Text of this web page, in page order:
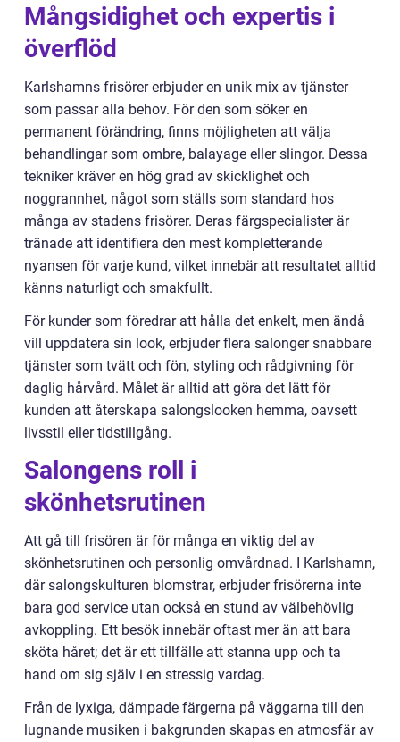
Mångsidighet och expertis i
överflöd
Karlshamns frisörer erbjuder en unik mix av tjänster
som passar alla behov. För den som söker en
permanent förändring, finns möjligheten att välja
behandlingar som ombre, balayage eller slingor. Dessa
tekniker kräver en hög grad av skicklighet och
noggrannhet, något som ställs som standard hos
många av stadens frisörer. Deras färgspecialister är
tränade att identifiera den mest kompletterande
nyansen för varje kund, vilket innebär att resultatet alltid
känns naturligt och smakfullt.
För kunder som föredrar att hålla det enkelt, men ändå
vill uppdatera sin look, erbjuder flera salonger snabbare
tjänster som tvätt och fön, styling och rådgivning för
daglig hårvård. Målet är alltid att göra det lätt för
kunden att återskapa salongslooken hemma, oavsett
livsstil eller tidstillgång.
Salongens roll i
skönhetsrutinen
Att gå till frisören är för många en viktig del av
skönhetsrutinen och personlig omvårdnad. I Karlshamn,
där salongskulturen blomstrar, erbjuder frisörerna inte
bara god service utan också en stund av välbehövlig
avkoppling. Ett besök innebär oftast mer än att bara
sköta håret; det är ett tillfälle att stanna upp och ta
hand om sig själv i en stressig vardag.
Från de lyxiga, dämpade färgerna på väggarna till den
lugnande musiken i bakgrunden skapas en atmosfär av